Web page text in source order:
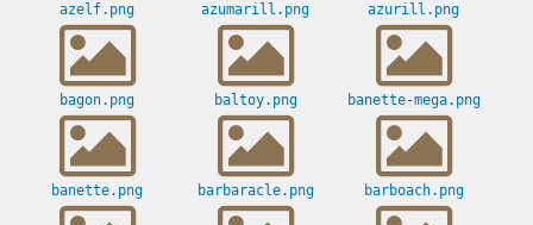
azelf.png azumarill.png azurill.png
bagon.png baltoy.png banette-mega.png
banette.png barbaracle.png barboach.png